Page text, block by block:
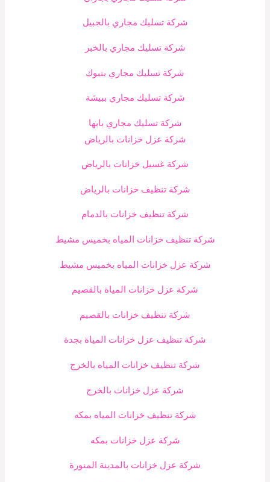
شركة تسليك مجاري بالجبيل
شركة تسليك مجاري بالخبر
شركة تسليك مجاري بتبوك
شركة تسليك مجاري ببيشة
شركة تسليك مجاري بابها
شركة عزل خزانات بالرياض
شركة غسيل خزانات بالرياض
شركة تنظيف خزانات بالرياض
شركة تنظيف خزانات بالدمام
شركة تنظيف خزانات المياه بخميس مشيط
شركة عزل خزانات المياه بخميس مشيط
شركة عزل خزانات المياة بالقصيم
شركة تنظيف خزانات بالقصيم
شركة تنظيف عزل خزانات المياة بجدة
شركة تنظيف خزانات المياه بالخرج
شركة عزل خزانات بالخرج
شركة تنظيف خزانات المياه بمكه
شركة عزل خزانات بمكه
شركة عزل خزانات بالمدينة المنورة